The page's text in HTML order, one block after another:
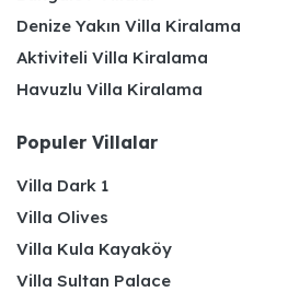
Denize Yakın Villa Kiralama
Aktiviteli Villa Kiralama
Havuzlu Villa Kiralama
Populer Villalar
Villa Dark 1
Villa Olives
Villa Kula Kayaköy
Villa Sultan Palace